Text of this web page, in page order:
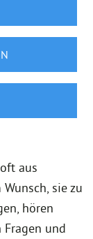
aus
sie zu
hören
und